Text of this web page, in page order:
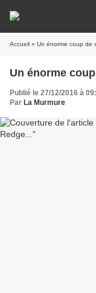
Accueil » Un énorme coup de
Un énorme
Publié le 27/12/2016 à
Par La Murmure